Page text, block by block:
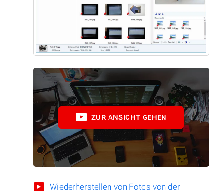
ZUR ANSICHT GEHEN
Wiederherstellen von Fotos von der